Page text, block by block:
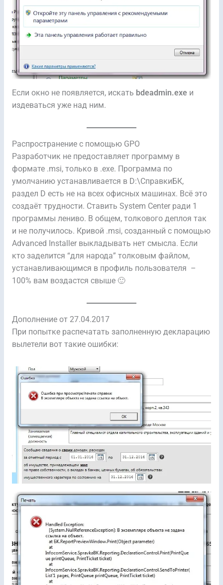
Если окно не появляется, искать bdeadmin.exe и
издеваться уже над ним.
Распространение с помощью GPO
Разработчик не предоставляет программу в
формате .msi, только в .exe. Программа по
умолчанию устанавливается в D:\СправкиБК,
раздел D есть не на всех офисных машинах. Всё это
создаёт трудности. Ставить System Center ради 1
программы лениво. В общем, толкового деплоя так
и не получилось. Кривой .msi, созданный с помощью
Advanced Installer выкладывать нет смысла. Если
кто заделится “для народа” толковым файлом,
устанавливающимся в профиль пользователя –
100% вам воздастся свыше 🙂
Дополнение от 27.04.2017
При попытке распечатать заполненную декларацию
вылетели вот такие ошибки: